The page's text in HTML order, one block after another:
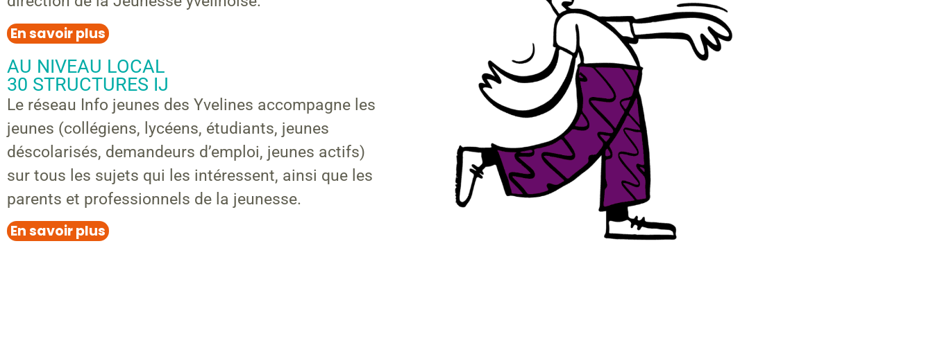
En savoir plus
AU NIVEAU LOCAL
30 STRUCTURES IJ
Le réseau Info jeunes des Yvelines accompagne les
jeunes (collégiens, lycéens, étudiants, jeunes
déscolarisés, demandeurs d’emploi, jeunes actifs)
sur tous les sujets qui les intéressent, ainsi que les
parents et professionnels de la jeunesse.
En savoir plus